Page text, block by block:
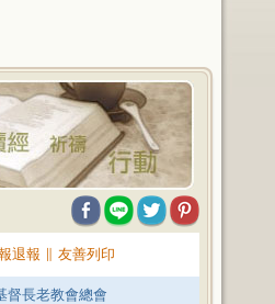
退報 友善列印
督長老教會總會